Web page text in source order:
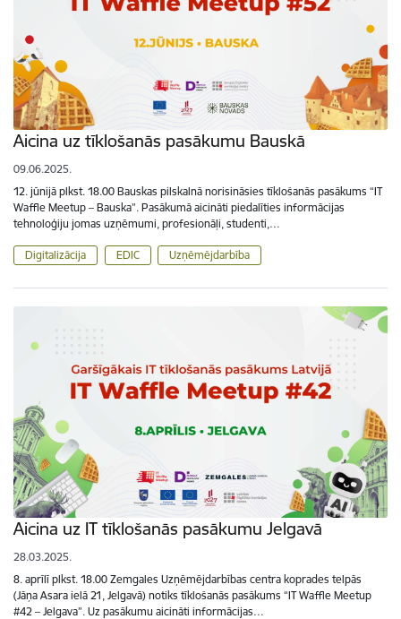
Aicina uz tīklošanās pasākumu Bauskā
09.06.2025.
12. jūnijā plkst. 18.00 Bauskas pilskalnā norisināsies tīklošanās pasākums “IT
Waffle Meetup – Bauska”. Pasākumā aicināti piedalīties informācijas
tehnoloģiju jomas uzņēmumi, profesionāļi, studenti,…
Digitalizācija EDIC Uzņēmējdarbība
Aicina uz IT tīklošanās pasākumu Jelgavā
28.03.2025.
8. aprīlī plkst. 18.00 Zemgales Uzņēmējdarbības centra koprades telpās
(Jāņa Asara ielā 21, Jelgavā) notiks tīklošanās pasākums “IT Waffle Meetup
#42 – Jelgava”. Uz pasākumu aicināti informācijas…